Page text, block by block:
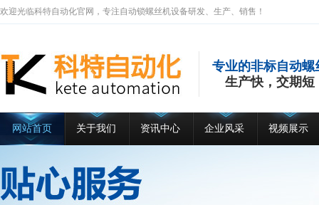
欢迎光临科特自动化官网，专注自动锁螺丝机设备研发、生产、销售！
专业的非标自动螺
生产快，交期短
网站首页 关于我们 资讯中心 企业风采 视频展示